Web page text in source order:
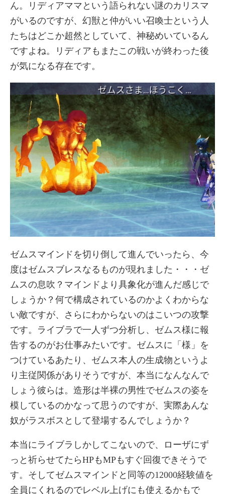
ん。リディアママという語られない謎のカリスマ
がいるのですが、幻獣と仲がいい召喚士という人
たちはどこか超然としていて、神秘めいているん
ですよね。リディアもまたこの戦いが終わった後
が気になる存在です。
ゼムスマインドを切り倒して進んでいったら、今
度はゼムスブレスなるものが現れました・・・ゼ
ムスの息吹？マインドより具象化が進んだ感じで
しょうか？何で構成されているのかよくわからな
い敵ですが、さらにわからないのはこいつの攻撃
です。ライブラで一人ずつ分析し、ゼムス様に報
告するのがお仕事みたいです。ゼムスに「様」を
つけているあたり、ゼムス本人の生成物というよ
り主従関係がありそうですが、本当になんなんで
しょう彼らは。造形は半裸の男性でゼムスの姿を
模しているのかなって思うのですが、実際あんな
奴がラスボスとして登場するんでしょうか？
本当にライブラしかしてこないので、ローザにず
っと祈らせてたらHPもMPもすぐ回復できそうで
す。そしてゼムスマインドと同等の12000経験値を
全員にくれるのでレベル上げにも使えるかもで